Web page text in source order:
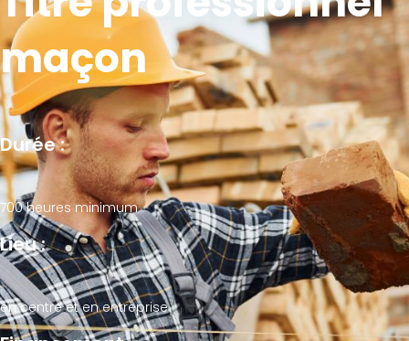
maçon
Durée :
700 heures minimum
Lieu :
en centre et en entreprise